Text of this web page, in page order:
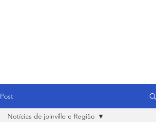
Post
Notícias de joinville e Região